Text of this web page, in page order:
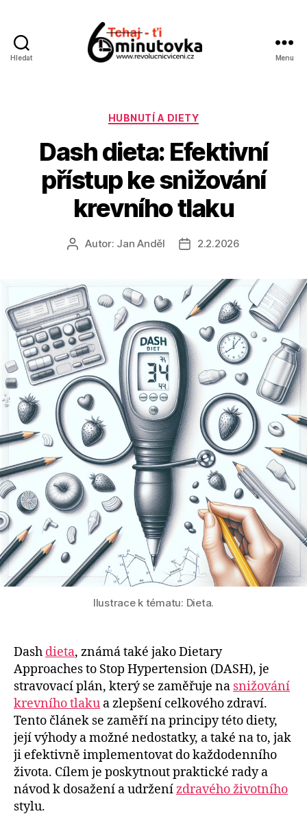
Hledat Menu
Rubriky
HUBNUTÍ A DIETY
Dash dieta: Efektivní
přístup ke snižování
krevního tlaku
AutorAutor: Jan Anděl
Datum
2.2.2026
Ilustrace k tématu: Dieta.
Dash dieta, známá také jako Dietary
Approaches to Stop Hypertension (DASH), je
stravovací plán, který se zaměřuje na snižování
krevního tlaku a zlepšení celkového zdraví.
Tento článek se zaměří na principy této diety,
její výhody a možné nedostatky, a také na to, jak
ji efektivně implementovat do každodenního
života. Cílem je poskytnout praktické rady a
návod k dosažení a udrženízdravého životního
stylu.